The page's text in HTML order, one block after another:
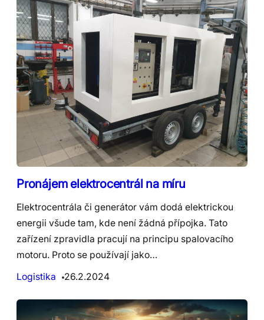
Pronájem elektrocentrál na míru
Elektrocentrála či generátor vám dodá elektrickou
energii všude tam, kde není žádná přípojka. Tato
zařízení zpravidla pracují na principu spalovacího
motoru. Proto se používají jako…
Logistika
26.2.2024